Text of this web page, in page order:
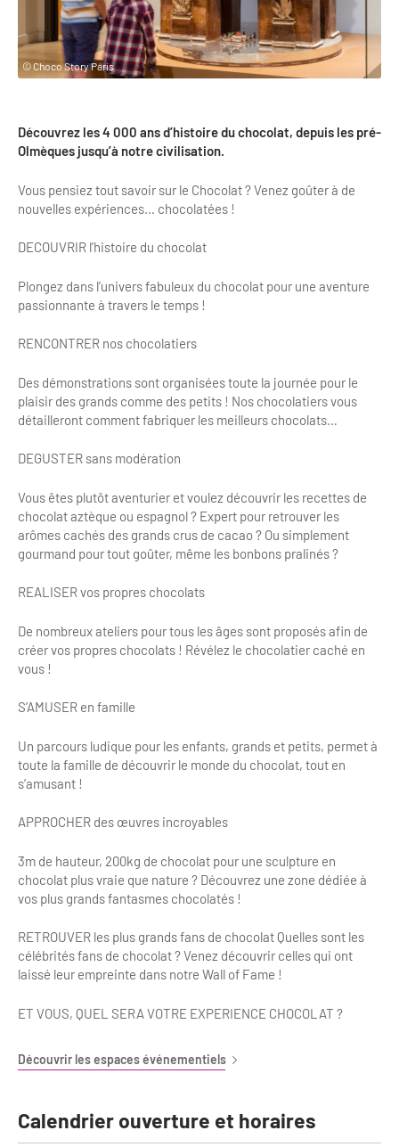
Clientèles lointaines
Clientèles spécifiques
Etudes thématiques
Chiffres Annuels
Repères annuel
La liste des OT d'Île-de-France
APIDAE
Formations
Formations inter-filières
Matinales
Webinaires
E-learning
Bilan des actions de professionnalisation
Améliorer l’expérience de vos visiteurs
Besoins et attentes des visiteurs
Améliorer la qualité
Labels, Certifications et Normes
Accessibilité
Nos publics en situation de handicap
Comment se rendre accessible?
Annuaire accessibilité
Le Label Villes et Villages Fleuris
L'organisation du label
S'investir dans le label
L'organisation des visites
Remise des Prix
Restaurants impressionnistes
Hébergements impressionnistes
Offre de la destination
Musée - Monuments - Châteaux
Croisiéristes/Bateaux
Parcs d’attractions et animaliers
Cabarets et casino
Expériences et visites
Grands magasins et outlets
Golfs
City Tours
Incentive et team building
Logistique
Agences Réceptives et évènementielles
Guides et interprètes
Services, Wifi, cartes
Autocaristes/Transporteurs/transféristes
Magazine Paris Region
Institutionnels du tourisme
Grands Evènements
© Choco Story Paris
Découvrez les 4 000 ans d’histoire du chocolat, depuis les pré-
Olmèques jusqu’à notre civilisation.
Vous pensiez tout savoir sur le Chocolat ? Venez goûter à de
nouvelles expériences… chocolatées !
DECOUVRIR l’histoire du chocolat
Plongez dans l’univers fabuleux du chocolat pour une aventure
passionnante à travers le temps !
RENCONTRER nos chocolatiers
Des démonstrations sont organisées toute la journée pour le
plaisir des grands comme des petits ! Nos chocolatiers vous
détailleront comment fabriquer les meilleurs chocolats…
DEGUSTER sans modération
Vous êtes plutôt aventurier et voulez découvrir les recettes de
chocolat aztèque ou espagnol ? Expert pour retrouver les
arômes cachés des grands crus de cacao ? Ou simplement
gourmand pour tout goûter, même les bonbons pralinés ?
REALISER vos propres chocolats
De nombreux ateliers pour tous les âges sont proposés afin de
créer vos propres chocolats ! Révélez le chocolatier caché en
vous !
S’AMUSER en famille
Un parcours ludique pour les enfants, grands et petits, permet à
toute la famille de découvrir le monde du chocolat, tout en
s’amusant !
APPROCHER des œuvres incroyables
3m de hauteur, 200kg de chocolat pour une sculpture en
chocolat plus vraie que nature ? Découvrez une zone dédiée à
vos plus grands fantasmes chocolatés !
RETROUVER les plus grands fans de chocolat Quelles sont les
célébrités fans de chocolat ? Venez découvrir celles qui ont
laissé leur empreinte dans notre Wall of Fame !
ET VOUS, QUEL SERA VOTRE EXPERIENCE CHOCOLAT ?
Découvrir les espaces événementiels
Calendrier ouverture et horaires